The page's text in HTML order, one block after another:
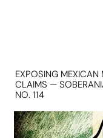
EXPOSING MEXICAN
CLAIMS —
NO. 114